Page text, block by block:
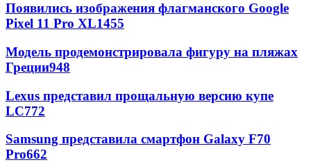
Появились изображения флагманского Google
Pixel 11 Pro XL1455
Модель продемонстрировала фигуру на пляжах
Греции948
Lexus представил прощальную версию купе
LC772
Samsung представила смартфон Galaxy F70
Pro662